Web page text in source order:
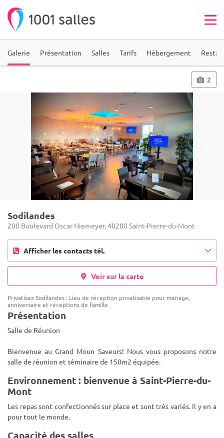
Galerie Présentation Salles Tarifs Hébergement
2
Sodilandes
200 Boulevard Oscar Niemeyer, 40280 Saint-Pierre-du-Mont
Afficher les contacts tél.
Voir sur la carte
Privatisez Sodilandes : Lieu de réception privatisable pour mariage,
anniversaire et réceptions de famille
Présentation
Salle de Réunion
Bienvenue au Grand Moun Saveurs! Nous vous proposons notre
salle de réunion et séminaire de 150m2 équipée.
Environnement : bienvenue à Saint-Pierre-du-
Mont
Les repas sont confectionnés sur place et sont très variés. Il y en a
pour tout le monde.
Capacité des salles